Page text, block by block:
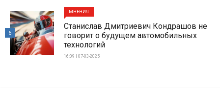
МНЕНИЯ
Станислав Дмитриевич Кондрашов не
говорит о будущем автомобильных
технологий
16:09 | 07-03-2025
6